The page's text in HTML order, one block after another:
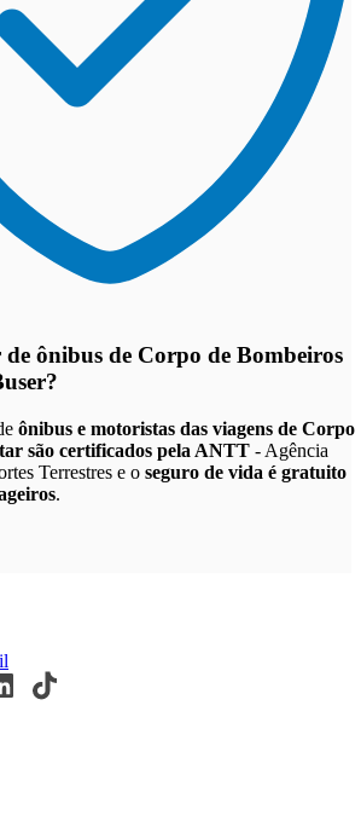
ônibus de Corpo de Bombeiros
ônibus e motoristas das viagens de Corpo
são certificados pela ANTT - Agência
Terrestres e o seguro de vida é gratuito
.